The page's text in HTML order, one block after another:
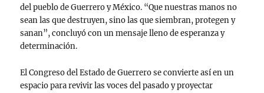
del pueblo de Guerrero y México. “Que nuestras manos no
sean las que destruyen, sino las que siembran, protegen y
sanan”, concluyó con un mensaje lleno de esperanza y
determinación.
El Congreso del Estado de Guerrero se convierte así en un
espacio para revivir las voces del pasado y proyectar